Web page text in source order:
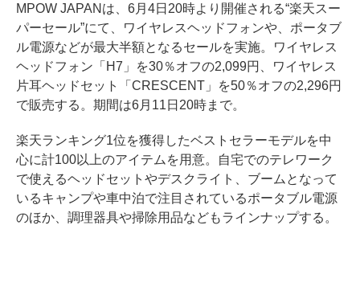
MPOW JAPANは、6⽉4⽇20時より開催される“楽天スー
パーセール”にて、ワイヤレスヘッドフォンや、ポータブ
ル電源などが最大半額となるセールを実施。ワイヤレス
ヘッドフォン「H7」を30％オフの2,099円、ワイヤレス
片耳ヘッドセット「CRESCENT」を50％オフの2,296円
で販売する。期間は6月11日20時まで。
楽天ランキング1位を獲得したベストセラーモデルを中
⼼に計100以上のアイテムを用意。自宅でのテレワーク
で使えるヘッドセットやデスクライト、ブームとなって
いるキャンプや⾞中泊で注目されているポータブル電源
のほか、調理器具や掃除用品などもラインナップする。